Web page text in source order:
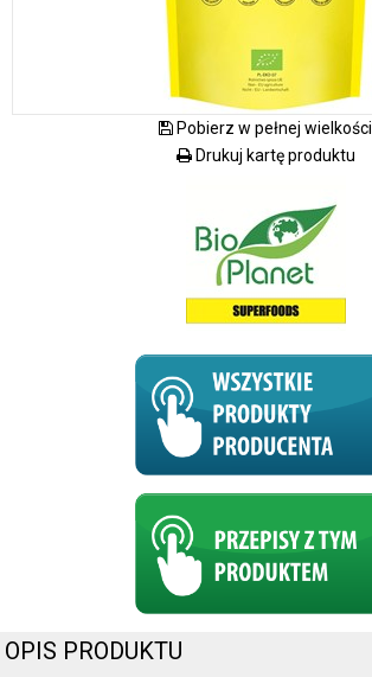
Pobierz w pełnej wielkości
Drukuj kartę produktu
OPIS PRODUKTU